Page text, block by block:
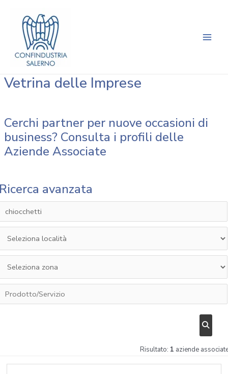
contenuto
Vetrina delle Imprese
Cerchi partner per nuove occasioni di
business? Consulta i profili delle
Aziende Associate
avanzata
Risultato: 1 aziende